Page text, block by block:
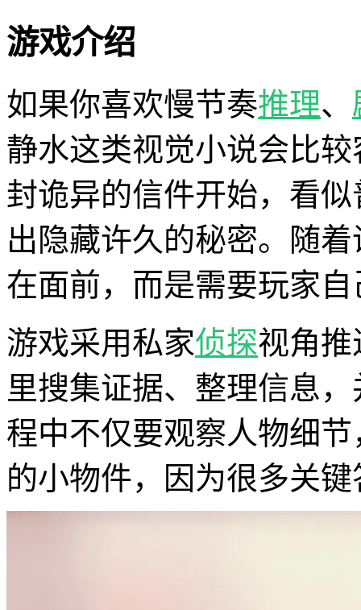
游戏介绍
如果你喜欢慢节奏推理、
静水这类视觉小说会比
封诡异的信件开始，看
出隐藏许久的秘密。随
在面前，而是需要玩家
游戏采用私家侦探视角
里搜集证据、整理信息
程中不仅要观察人物细
的小物件，因为很多关